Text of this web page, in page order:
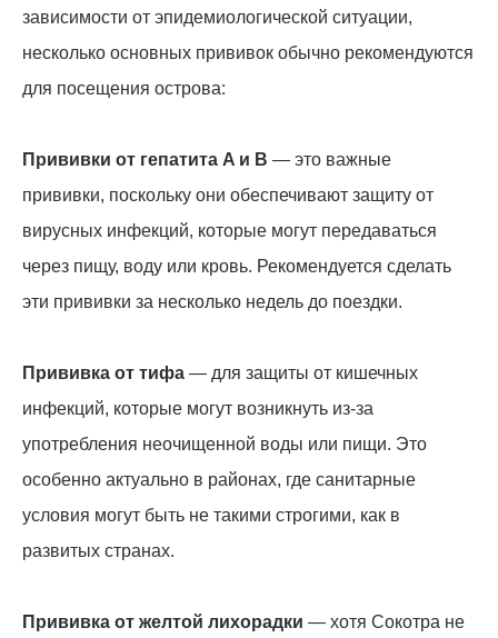
зависимости от эпидемиологической ситуации,
несколько основных прививок обычно рекомендуются
для посещения острова:
Прививки от гепатита A и B — это важные
прививки, поскольку они обеспечивают защиту от
вирусных инфекций, которые могут передаваться
через пищу, воду или кровь. Рекомендуется сделать
эти прививки за несколько недель до поездки.
Прививка от тифа — для защиты от кишечных
инфекций, которые могут возникнуть из-за
употребления неочищенной воды или пищи. Это
особенно актуально в районах, где санитарные
условия могут быть не такими строгими, как в
развитых странах.
Прививка от желтой лихорадки — хотя Сокотра не